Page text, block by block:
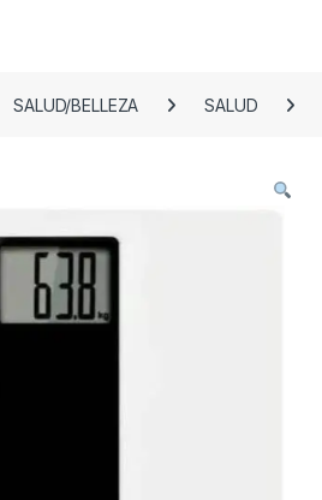
SALUD/BELLEZA SALUD